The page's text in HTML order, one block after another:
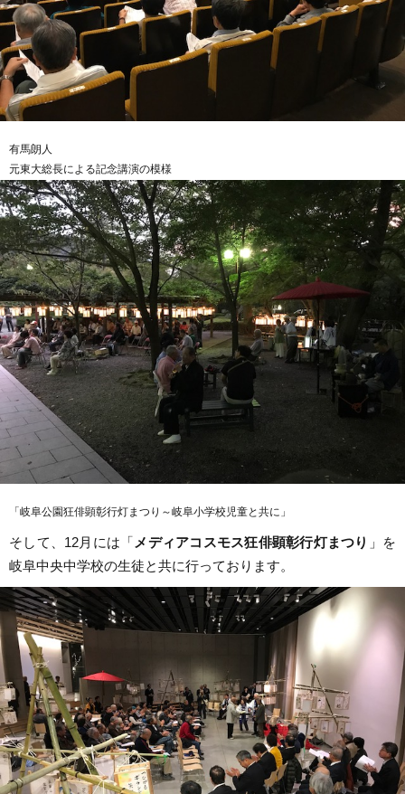
有馬朗人
元東大総長による記念講演の模様
「岐阜公園狂俳顕彰行灯まつり～岐阜小学校児童と共に」
そして、12月には「 メディアコスモス狂俳顕彰行灯まつり 」を
岐阜中央中学校の生徒と共に行っております。